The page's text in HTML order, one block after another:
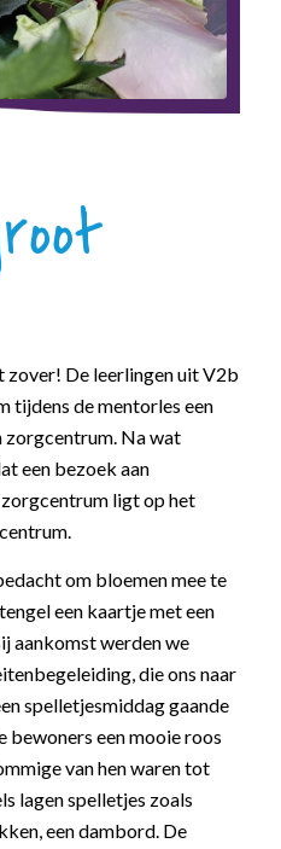
zover! De leerlingen uit V2b
tijdens de mentorles een
zorgcentrum. Na wat
een bezoek aan
ligt op het
om bloemen mee te
een kaartje met een
aankomst werden we
die ons naar
spelletjesmiddag gaande
bewoners een mooie roos
van hen waren tot
lagen spelletjes zoals
een dambord. De